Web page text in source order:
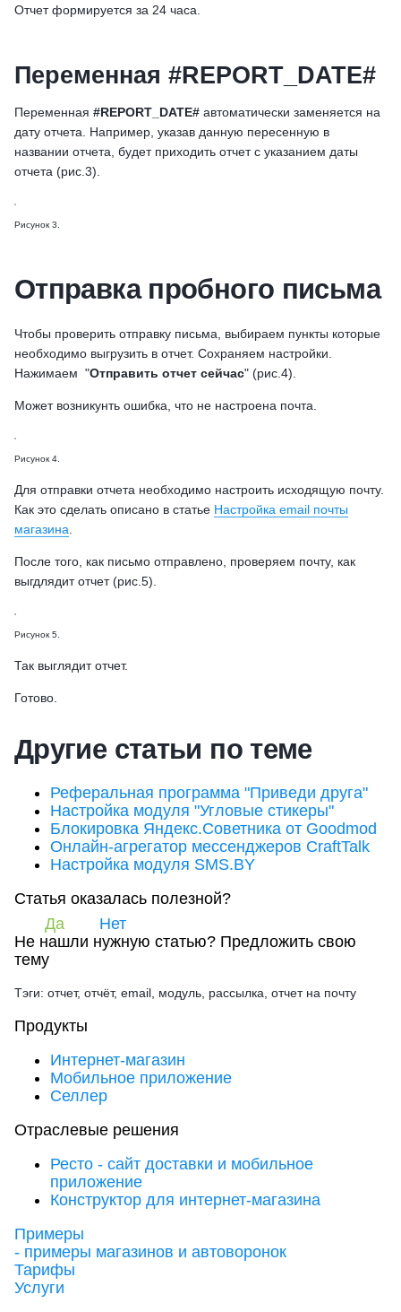
Отчет формируется за 24 часа.
Переменная #REPORT_DATE#
Переменная #REPORT_DATE# автоматически заменяется на
дату отчета. Например, указав данную пересенную в
названии отчета, будет приходить отчет с указанием даты
отчета (рис.3).
Рисунок 3.
Отправка пробного письма
Чтобы проверить отправку письма, выбираем пункты которые
необходимо выгрузить в отчет. Сохраняем настройки.
Нажимаем "Отправить отчет сейчас" (рис.4).
Может возникунть ошибка, что не настроена почта.
Рисунок 4.
Для отправки отчета необходимо настроить исходящую почту.
Как это сделать описано в статье Настройка email почты
магазина
После того, как письмо отправлено, проверяем почту, как
выгдлядит отчет (рис.5).
Рисунок 5.
Так выглядит отчет.
Готово.
Другие статьи по теме
Реферальная программа "Приведи друга"
Настройка модуля "Угловые стикеры"
Блокировка Яндекс.Советника от Goodmod
Онлайн-агрегатор мессенджеров CraftTalk
Настройка модуля SMS.BY
Статья оказалась полезной?
Да
Нет
Не нашли нужную статью? Предложить свою
тему
Тэги: отчет, отчёт, email, модуль, рассылка, отчет на почту
Продукты
Интернет-магазин
Мобильное приложение
Селлер
Отраслевые решения
Ресто - сайт доставки и мобильное
приложение
Конструктор для интернет-магазина
Примеры
- примеры магазинов и автоворонок
Тарифы
Услуги